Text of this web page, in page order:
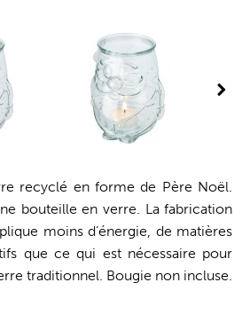
recyclé en forme de Père Noël.
bouteille en verre. La fabrication
moins d’énergie, de matières
que ce qui est nécessaire pour
traditionnel. Bougie non incluse.